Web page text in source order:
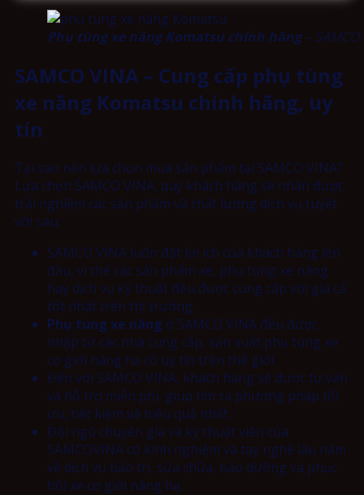
Phụ tùng xe nâng Komatsu chính hãng– SAMCO
SAMCO VINA – Cung cấp phụ tùng
xe nâng Komatsu chính hãng, uy
tín
Tại sao nên lựa chọn mua sản phẩm tại SAMCO VINA?
Lựa chọn SAMCO VINA, quý khách hàng sẽ nhận được
trải nghiệm các sản phẩm và chất lượng dịch vụ tuyệt
vời sau:
SAMCO VINA luôn đặt lợi ích của khách hàng lên
đầu, vì thế các sản phẩm xe, phụ tùng xe nâng
hay dịch vụ kỹ thuật đều được cung cấp với giá cả
tốt nhất trên thị trường.
Phụ tùng xe nâng ở SAMCO VINA đều được
nhập từ các nhà cung cấp, sản xuất phụ tùng xe
cơ giới nâng hạ có uy tín trên thế giới.
Đến với SAMCO VINA, khách hàng sẽ được tư vấn
và hỗ trợ miễn phí, giúp tìm ra phương pháp tối
ưu, tiết kiệm và hiệu quả nhất.
Đội ngũ chuyên gia và kỹ thuật viên của
SAMCOVINA có kinh nghiệm và tay nghề lâu năm
về dịch vụ bảo trì, sửa chữa, bảo dưỡng và phục
hồi xe cơ giới nâng hạ.